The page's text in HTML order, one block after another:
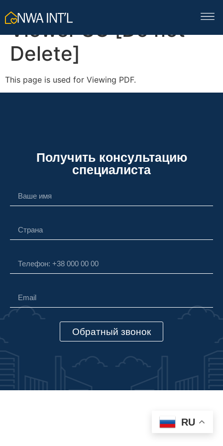
ThemeNcode PDF
Viewer SC [Do not
Delete]
This page is used for Viewing PDF.
Получить консультацию
специалиста
Обратный звонок
RU